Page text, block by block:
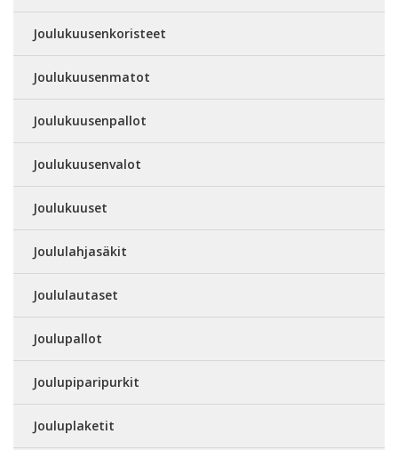
Joulukuusenkoristeet
Joulukuusenmatot
Joulukuusenpallot
Joulukuusenvalot
Joulukuuset
Joululahjasäkit
Joululautaset
Joulupallot
Joulupiparipurkit
Jouluplaketit